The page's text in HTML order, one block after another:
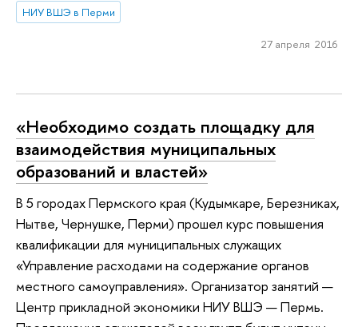
НИУ ВШЭ в Перми
27 апреля 2016
«Необходимо создать площадку для
взаимодействия муниципальных
образований и властей»
В 5 городах Пермского края (Кудымкаре, Березниках,
Нытве, Чернушке, Перми) прошел курс повышения
квалификации для муниципальных служащих
«Управление расходами на содержание органов
местного самоуправления». Организатор занятий —
Центр прикладной экономики НИУ ВШЭ — Пермь.